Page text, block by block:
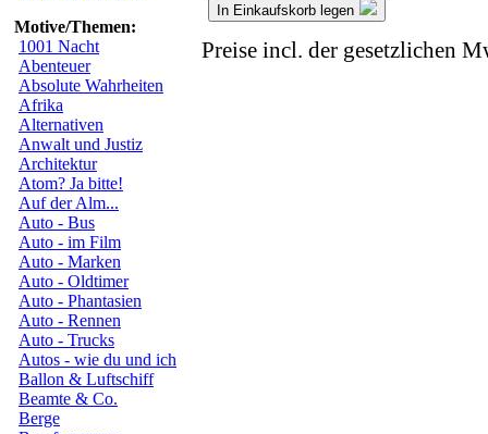
Motive/Themen:
1001 Nacht
Abenteuer
Absolute Wahrheiten
Afrika
Alternativen
Anwalt und Justiz
Architektur
Atom? Ja bitte!
Auf der Alm...
Auto - Bus
Auto - im Film
Auto - Marken
Auto - Oldtimer
Auto - Phantasien
Auto - Rennen
Auto - Trucks
Autos - wie du und ich
Ballon & Luftschiff
Beamte & Co.
Berge
In Einkaufskorb legen
Preise incl. der gesetzlichen